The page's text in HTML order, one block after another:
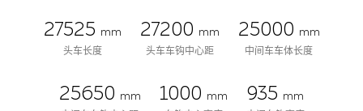
27525 mm
头车长度
27200 mm
头车车钩中心距
25000 mm
中间车车体长度
25650 mm
1000 mm
935 mm